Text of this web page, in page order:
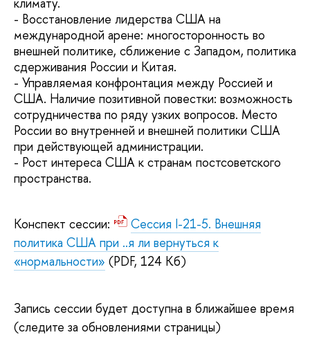
- Восстановление лидерства США на
международной арене: многосторонность во
внешней политике, сближение с Западом, политика
сдерживания России и Китая.
- Управляемая конфронтация между Россией и
США. Наличие позитивной повестки: возможность
сотрудничества по ряду узких вопросов. Место
России во внутренней и внешней политики США
при действующей администрации.
- Рост интереса США к странам постсоветского
пространства.
Конспект сессии:
Сессия I-21-5. Внешняя
политика США при ..я ли вернуться к
«нормальности» (PDF, 124 Кб)
Запись сессии будет доступна в ближайшее время
(следите за обновлениями страницы)